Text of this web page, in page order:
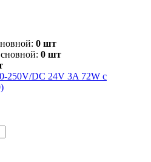
0 шт
0 шт
250V/DC 24V 3A 72W с